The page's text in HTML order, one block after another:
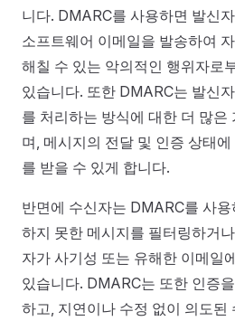
니다. DMARC를 사용하면 발신
소프트웨어 이메일을 발송하여
해칠 수 있는 악의적인 행위자로
있습니다. 또한 DMARC는 발신
를 처리하는 방식에 대한 더 많은
며, 메시지의 전달 및 인증 상태
를 받을 수 있게 합니다.
반면에 수신자는 DMARC를 사
하지 못한 메시지를 필터링하거
자가 사기성 또는 유해한 이메일
있습니다. DMARC는 또한 인증
하고, 지연이나 수정 없이 의도된